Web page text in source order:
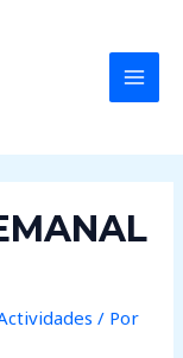
/ Por